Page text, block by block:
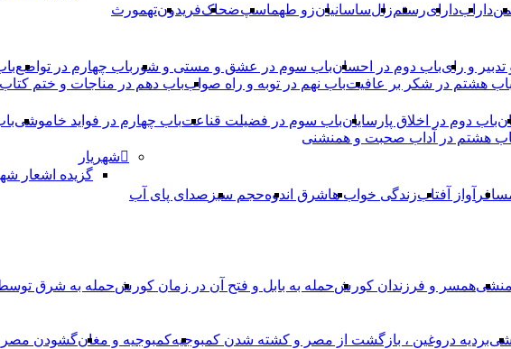
دارابدارایرستمزالساسانیانزو طهماسپ‏ضحاکفریدونتهمورث
و رایباب دوم در احسانباب سوم در عشق و مستی و شور باب چهارم در تواضع
باب هشتم در شکر بر عافیتباب نهم در توبه و راه صوابباب دهم در مناجات و ختم کتاب
باب دوم در اخلاق پارسایانباب سوم در فضیلت قناعتباب چهارم در فواید خاموشى
هشتم در آداب صحبت و همنشنى
آواز آفتابزندگی خواب هاشرق اندوهحجم سبز صدای پای آب
شهریار
گزیده اشعار
همسر و فرزندان کورشحمله به بابل و فتح آن در زمان کورشحمله به شرق
بردیه دروغین ، بازگشت از مصر و کشته شدن کمبوجیهکمبوجیه و مغانگشودن مصر